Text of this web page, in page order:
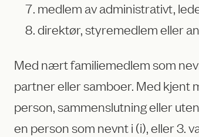
medlem av administrativt,
direktør, styremedlem eller
Med nært familiemedlem som
partner eller samboer. Med kjent
person, sammenslutning eller
en person som nevnt i (i), eller 3.